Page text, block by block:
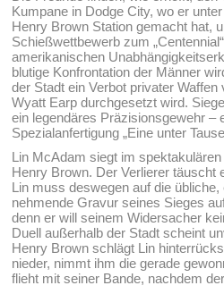
Kumpane in Dodge City, wo er
Henry Brown Station gemacht hat,
Schießwettbewerb zum
amerikanischen
blutige Konfrontation der Männer
der Stadt ein Verbot privater
Wyatt Earp durchgesetzt wird.
ein legendäres Präzisionsgewehr –
Spezialanfertigung „Eine unter
Lin McAdam siegt im
Henry Brown. Der Verlierer täuscht
Lin muss deswegen auf die übliche,
nehmende Gravur seines Sieges
denn er will seinem Widersacher
Duell außerhalb der Stadt scheint
Henry Brown schlägt Lin
nieder, nimmt ihm die gerade
flieht mit seiner Bande, nachdem